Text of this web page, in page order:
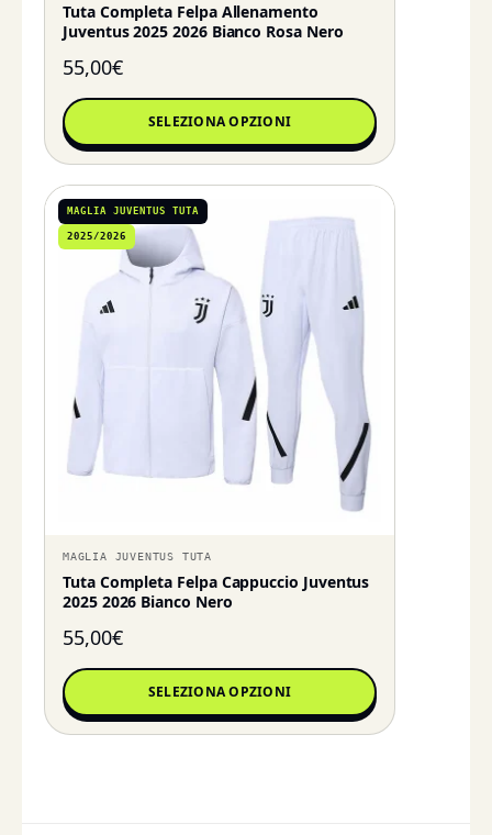
Tuta Completa Felpa Allenamento
Juventus 2025 2026 Bianco Rosa Nero
55,00€
SELEZIONA OPZIONI
MAGLIA JUVENTUS TUTA
2025/2026
MAGLIA JUVENTUS TUTA
Tuta Completa Felpa Cappuccio Juventus
2025 2026 Bianco Nero
55,00€
SELEZIONA OPZIONI